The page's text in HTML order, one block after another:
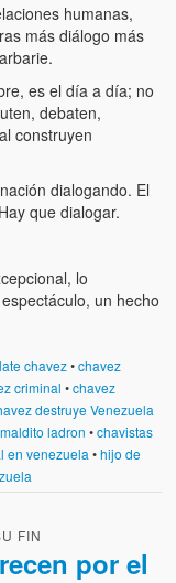
desde que tomó el
del 4 de Febrero de
traitor, look
humanas,
más diálogo más
es el día a día; no
debaten,
construyen
dialogando. El
que dialogar.
lo
un hecho
chavez•chavez
criminal •chavez
destruye Venezuela
ladron •chavistas
en venezuela •hijo de
FIN
por el